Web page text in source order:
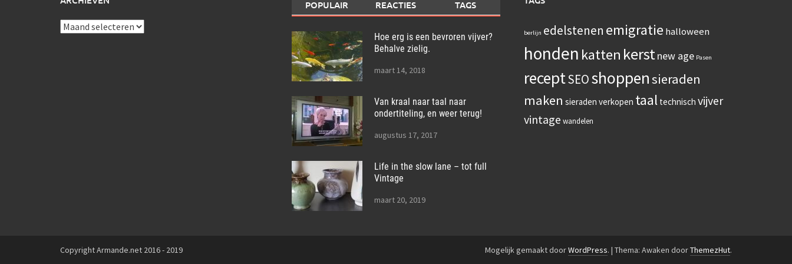
Archieven
POPULAIR REACTIES TAGS
Hoe erg is een bevroren vijver?
Behalve zielig.
maart 14, 2018
Van kraal naar taal naar
ondertiteling, en weer terug!
augustus 17, 2017
Life in the slow lane – tot full
Vintage
maart 20, 2019
berlijn edelstenen emigratie halloween
honden katten kerstnew age Pasen
receptSEOshoppensieraden
maken sieraden verkopen taal technisch vijver
vintage wandelen
Copyright Armande.net 2016 - 2019 Mogelijk gemaakt doorWordPress. | Thema: Awaken doorThemezHut.